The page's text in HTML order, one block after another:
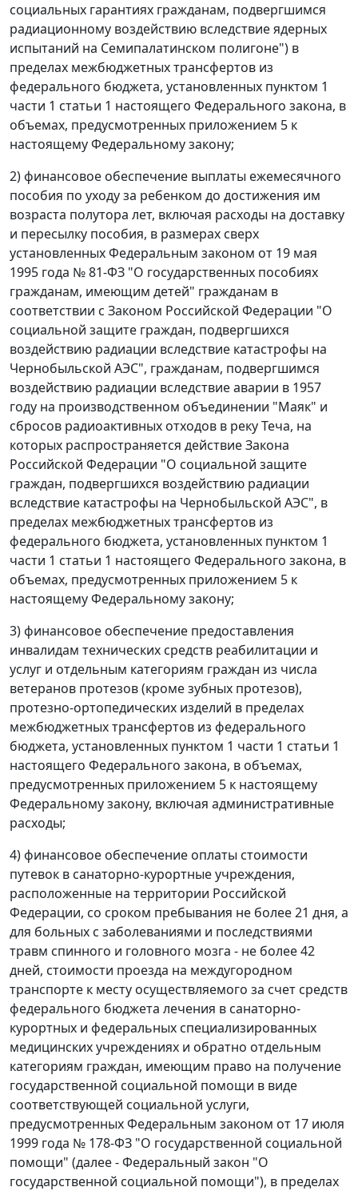
социальных гарантиях гражданам, подвергшимся
радиационному воздействию вследствие ядерных
испытаний на Семипалатинском полигоне") в
пределах межбюджетных трансфертов из
федерального бюджета, установленных пунктом 1
части 1 статьи 1 настоящего Федерального закона, в
объемах, предусмотренных приложением 5 к
настоящему Федеральному закону;
2) финансовое обеспечение выплаты ежемесячного
пособия по уходу за ребенком до достижения им
возраста полутора лет, включая расходы на доставку
и пересылку пособия, в размерах сверх
установленных Федеральным законом от 19 мая
1995 года № 81-ФЗ "О государственных пособиях
гражданам, имеющим детей" гражданам в
соответствии с Законом Российской Федерации "О
социальной защите граждан, подвергшихся
воздействию радиации вследствие катастрофы на
Чернобыльской АЭС", гражданам, подвергшимся
воздействию радиации вследствие аварии в 1957
году на производственном объединении "Маяк" и
сбросов радиоактивных отходов в реку Теча, на
которых распространяется действие Закона
Российской Федерации "О социальной защите
граждан, подвергшихся воздействию радиации
вследствие катастрофы на Чернобыльской АЭС", в
пределах межбюджетных трансфертов из
федерального бюджета, установленных пунктом 1
части 1 статьи 1 настоящего Федерального закона, в
объемах, предусмотренных приложением 5 к
настоящему Федеральному закону;
3) финансовое обеспечение предоставления
инвалидам технических средств реабилитации и
услуг и отдельным категориям граждан из числа
ветеранов протезов (кроме зубных протезов),
протезно-ортопедических изделий в пределах
межбюджетных трансфертов из федерального
бюджета, установленных пунктом 1 части 1 статьи 1
настоящего Федерального закона, в объемах,
предусмотренных приложением 5 к настоящему
Федеральному закону, включая административные
расходы;
4) финансовое обеспечение оплаты стоимости
путевок в санаторно-курортные учреждения,
расположенные на территории Российской
Федерации, со сроком пребывания не более 21 дня, а
для больных с заболеваниями и последствиями
травм спинного и головного мозга - не более 42
дней, стоимости проезда на междугородном
транспорте к месту осуществляемого за счет средств
федерального бюджета лечения в санаторно-
курортных и федеральных специализированных
медицинских учреждениях и обратно отдельным
категориям граждан, имеющим право на получение
государственной социальной помощи в виде
соответствующей социальной услуги,
предусмотренных Федеральным законом от 17 июля
1999 года № 178-ФЗ "О государственной социальной
помощи" (далее - Федеральный закон "О
государственной социальной помощи"), в пределах